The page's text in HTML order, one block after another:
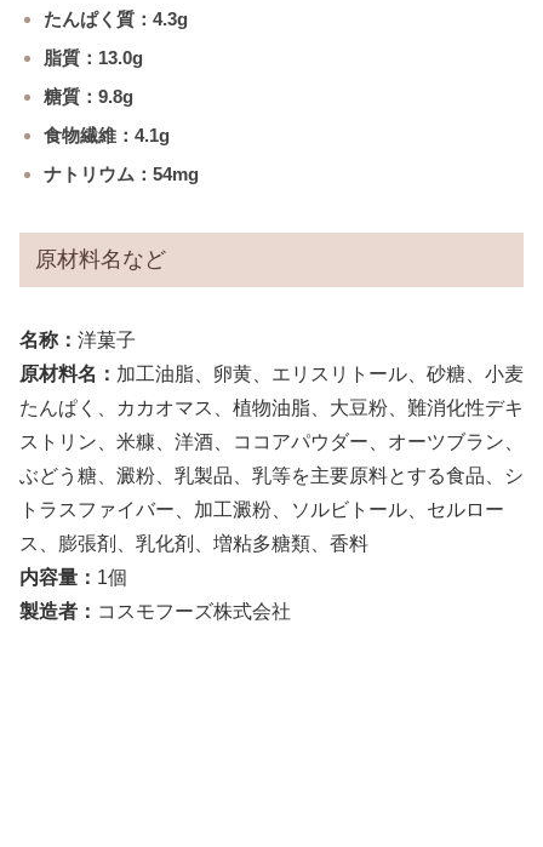
たんぱく質：4.3g
脂質：13.0g
糖質：9.8g
食物繊維：4.1g
ナトリウム：54mg
原材料名など
名称： 洋菓子
原材料名： 加工油脂、卵黄、エリスリトール、砂糖、小麦
たんぱく、カカオマス、植物油脂、大豆粉、難消化性デキ
ストリン、米糠、洋酒、ココアパウダー、オーツブラン、
ぶどう糖、澱粉、乳製品、乳等を主要原料とする食品、シ
トラスファイバー、加工澱粉、ソルビトール、セルロー
ス、膨張剤、乳化剤、増粘多糖類、香料
内容量： 1個
製造者： コスモフーズ株式会社